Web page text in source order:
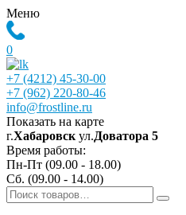
Меню
0
+7 (4212) 45-30-00
+7 (962) 220-80-46
info@frostline.ru
Показать на карте
г.Хабаровск ул.Доватора 5
Время работы:
Пн-Пт (09.00 - 18.00)
Сб. (09.00 - 14.00)